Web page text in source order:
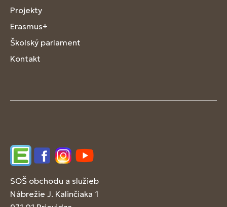
Projekty
Erasmus+
Školský parlament
Kontakt
EdupageFacebookInstagram
YouTube
SOŠ obchodu a služieb
Nábrežie J. Kalinčiaka 1